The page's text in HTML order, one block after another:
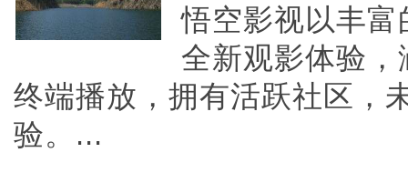
悟空影视以丰
全新观影体验
终端播放，拥有活跃社区，
验。...